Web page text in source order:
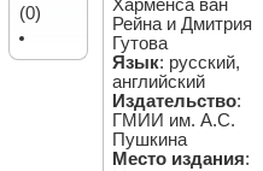
Харменса ван
Рейна и Дмитрия
Гутова
Язык: русский,
английский
Издательство:
ГМИИ им. А.С.
Пушкина
Место издания:
(0)